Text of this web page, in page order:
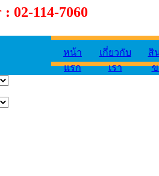
114-7060
หน้า
แรก
เกี่ยวกับ
เรา
สิ
ข